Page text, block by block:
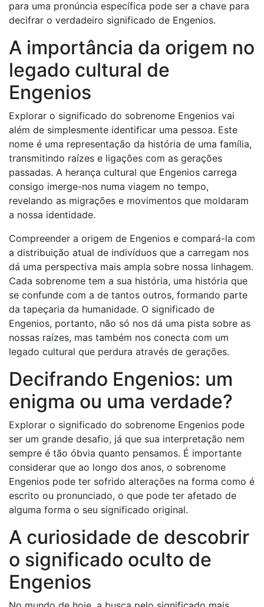
para uma pronúncia específica pode ser a chave para
decifrar o verdadeiro significado de Engenios.
A importância da origem no
legado cultural de
Engenios
Explorar o significado do sobrenome Engenios vai
além de simplesmente identificar uma pessoa. Este
nome é uma representação da história de uma família,
transmitindo raízes e ligações com as gerações
passadas. A herança cultural que Engenios carrega
consigo imerge-nos numa viagem no tempo,
revelando as migrações e movimentos que moldaram
a nossa identidade.
Compreender a origem de Engenios e compará-la com
a distribuição atual de indivíduos que a carregam nos
dá uma perspectiva mais ampla sobre nossa linhagem.
Cada sobrenome tem a sua história, uma história que
se confunde com a de tantos outros, formando parte
da tapeçaria da humanidade. O significado de
Engenios, portanto, não só nos dá uma pista sobre as
nossas raízes, mas também nos conecta com um
legado cultural que perdura através de gerações.
Decifrando Engenios: um
enigma ou uma verdade?
Explorar o significado do sobrenome Engenios pode
ser um grande desafio, já que sua interpretação nem
sempre é tão óbvia quanto pensamos. É importante
considerar que ao longo dos anos, o sobrenome
Engenios pode ter sofrido alterações na forma como é
escrito ou pronunciado, o que pode ter afetado de
alguma forma o seu significado original.
A curiosidade de descobrir
o significado oculto de
Engenios